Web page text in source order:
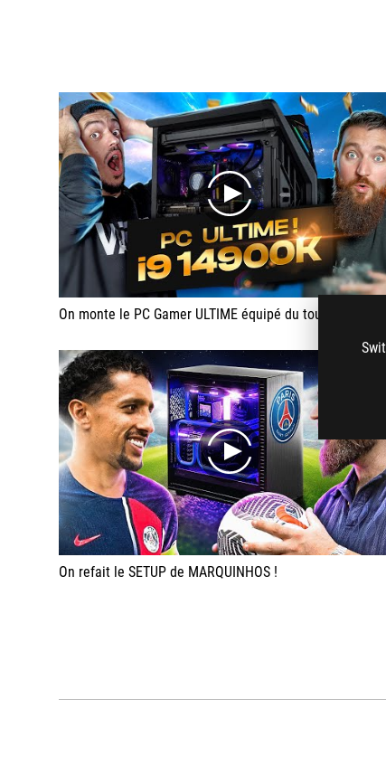
play
On monte le PC Gamer ULTIME équipé du tout dernier Intel Core i9 14900K, d'une ROG RTX 4080 et de 32 GB de DDR5 à 8000MHz, le tout installé dans le dernier boitier ROG, le Hyperion !
play
On refait le SETUP de MARQUINHOS !